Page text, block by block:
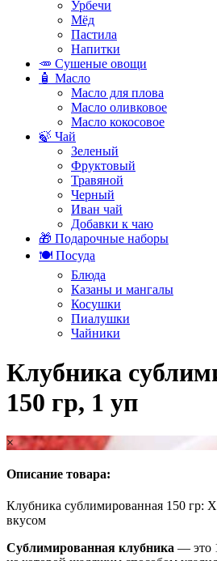
Урбечи
Мёд
Пастила
Напитки
🥕 Сушеные овощи
🧴 Масло
Масло для плова
Масло оливковое
Масло кокосовое
🍃 Чай
Зеленый
Фруктовый
Травяной
Черный
Иван чай
Добавки к чаю
🎁 Подарочные наборы
🍽️ Посуда
Блюда
Казаны и мангалы
Косушки
Пиалушки
Чайники
Клубника
150 гр, 1 уп
×
Описание товара:
Клубника сублимированная 150 гр:
вкусом
Сублимированная клубника — это